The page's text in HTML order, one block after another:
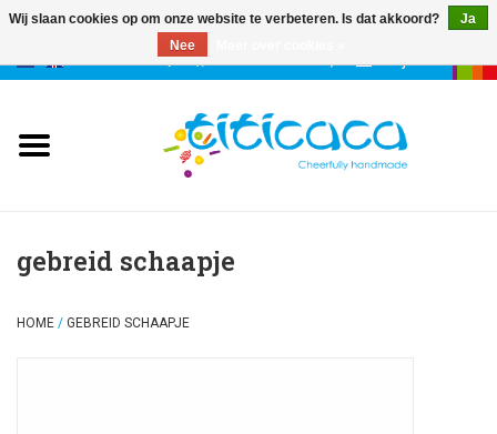
gebreid schaapje
HOME / GEBREID SCHAAPJE
Wij slaan cookies op om onze website te verbeteren. Is dat akkoord?
Ja
Nee